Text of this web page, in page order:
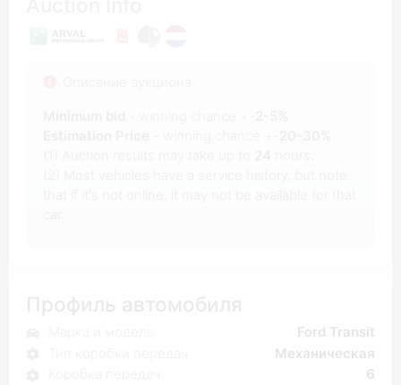
Ford Transit
Механическая
6